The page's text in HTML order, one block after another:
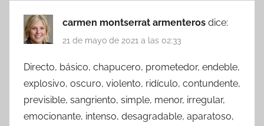
carmen montserrat armenteros dice:
21 de mayo de 2021 a las 02:33
Directo, básico, chapucero, prometedor, endeble,
explosivo, oscuro, violento, ridículo, contundente,
previsible, sangriento, simple, menor, irregular,
emocionante, intenso, desagradable, aparatoso,